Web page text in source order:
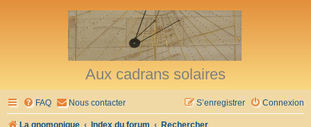
Aux cadrans solaires
FAQ Nous contacter Connexion
S’enregistrer
La gnomonique Index du forum Rechercher